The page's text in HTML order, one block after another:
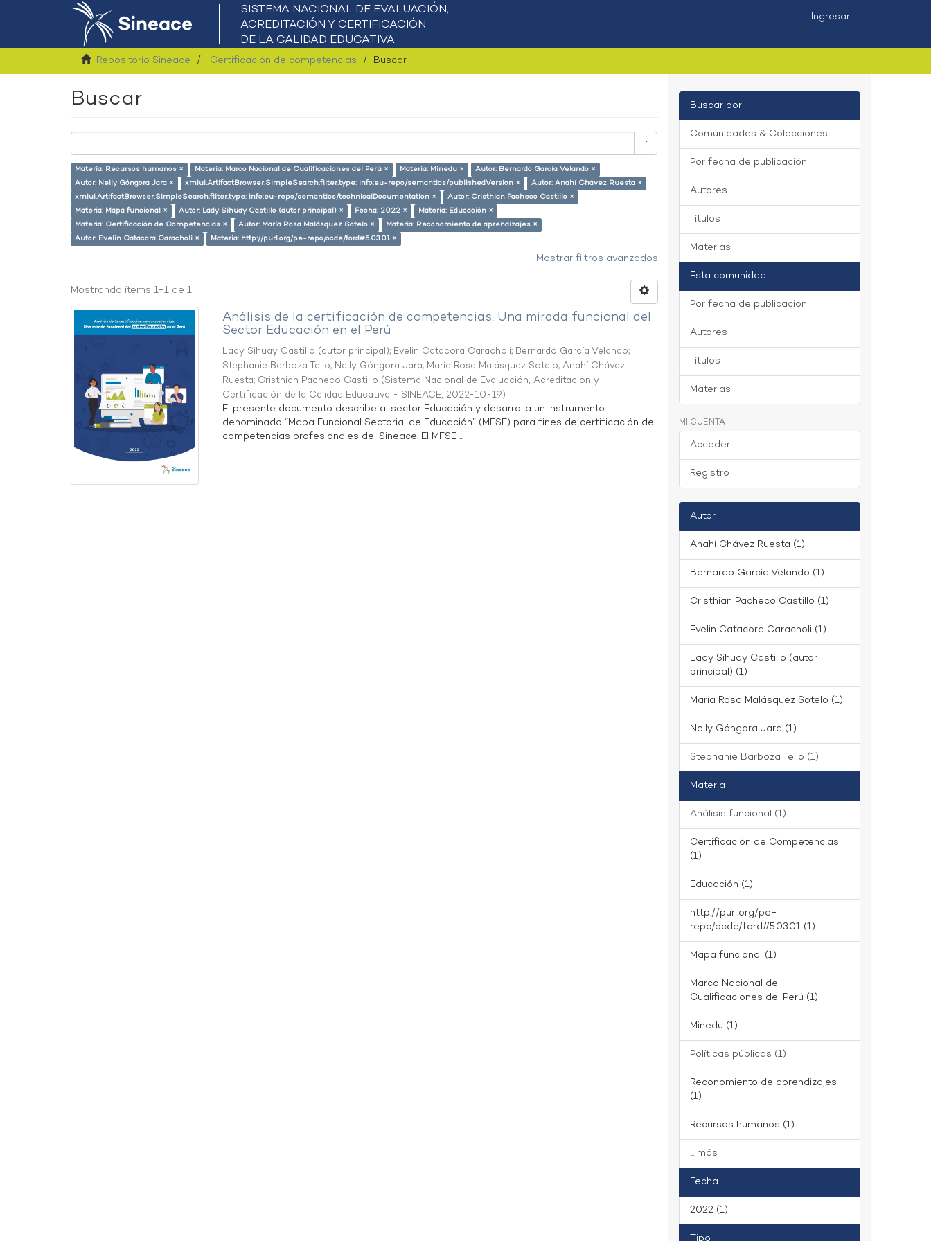
Ingresar
Repositorio Sineace Certificación de competencias Buscar
Buscar
Ir
Materia: Recursos humanos × Materia: Marco Nacional de Cualificaciones del Perú × Materia: Minedu ×
Autor: Bernardo García Velando ×
Autor: Nelly Góngora Jara ×
xmlui.ArtifactBrowser.SimpleSearch.filter.type: info:eu-repo/semantics/publishedVersion ×
Autor: Anahí Chávez Ruesta ×
xmlui.ArtifactBrowser.SimpleSearch.filter.type: info:eu-repo/semantics/technicalDocumentation ×
Autor: Cristhian Pacheco Castillo ×
Materia: Mapa funcional ×
Autor: Lady Sihuay Castillo (autor principal) × Fecha: 2022 ×
Materia: Educación ×
Materia: Certificación de Competencias ×
Autor: María Rosa Malásquez Sotelo ×
Materia: Reconomiento de aprendizajes ×
Autor: Evelin Catacora Caracholi ×
Materia: http://purl.org/pe-repo/ocde/ford#5.03.01 ×
Mostrar filtros avanzados
Mostrando ítems 1-1 de 1
Análisis de la certificación de competencias: Una mirada funcional del
Sector Educación en el Perú
Lady Sihuay Castillo (autor principal); Evelin Catacora Caracholi; Bernardo García Velando;
Stephanie Barboza Tello; Nelly Góngora Jara; María Rosa Malásquez Sotelo;Anahí Chávez
Ruesta; Cristhian Pacheco Castillo (Sistema Nacional de Evaluación, Acreditación y
Certificación de la Calidad Educativa - SINEACE, 2022-10-19)
El presente documento describe al sector Educación y desarrolla un instrumento
denominado “Mapa Funcional Sectorial de Educación” (MFSE) para fines de certificación de
competencias profesionales del Sineace. El MFSE ...
Buscar por
Comunidades & Colecciones
Por fecha de publicación
Autores
Títulos
Materias
Esta comunidad
Por fecha de publicación
Autores
Títulos
Materias
MI CUENTA
Acceder
Registro
Autor
Anahí Chávez Ruesta (1)
Bernardo García Velando (1)
Cristhian Pacheco Castillo (1)
Evelin Catacora Caracholi (1)
Lady Sihuay Castillo (autor
principal) (1)
María Rosa Malásquez Sotelo (1)
Nelly Góngora Jara (1)
Stephanie Barboza Tello (1)
Materia
Análisis funcional (1)
Certificación de Competencias
(1)
Educación (1)
http://purl.org/pe-
repo/ocde/ford#5.03.01 (1)
Mapa funcional (1)
Marco Nacional de
Cualificaciones del Perú (1)
Minedu (1)
Políticas públicas (1)
Reconomiento de aprendizajes
(1)
Recursos humanos (1)
... más
Fecha
2022 (1)